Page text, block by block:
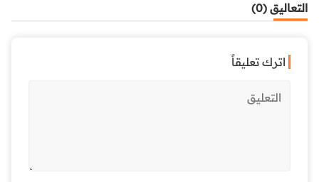
التعاليق (0)
اترك تعليقاً